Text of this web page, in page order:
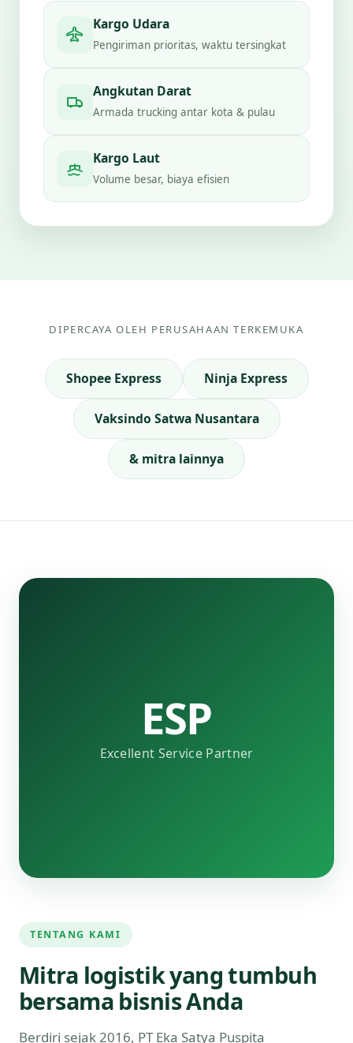
Kargo Udara
Pengiriman prioritas, waktu tersingkat
Angkutan Darat
Armada trucking antar kota & pulau
Kargo Laut
Volume besar, biaya efisien
DIPERCAYA OLEH PERUSAHAAN TERKEMUKA
Shopee Express Ninja Express
Vaksindo Satwa Nusantara
& mitra lainnya
ESP
Excellent Service Partner
TENTANG KAMI
Mitra logistik yang tumbuh
bersama bisnis Anda
Berdiri sejak 2016, PT Eka Satya Puspita